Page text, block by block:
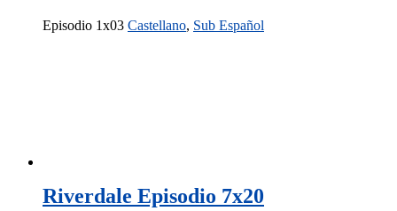
Episodio 1x03 Castellano, Sub Español
Riverdale Episodio 7x20